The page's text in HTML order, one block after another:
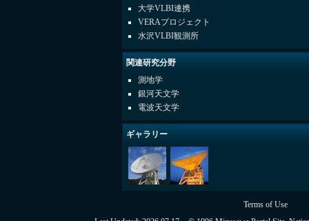
大学VLBI連携
VERAプロジェクト
水沢VLBI観測所
関連研究分野
測地学
銀河天文学
電波天文学
ギャラリー
Terms of Use